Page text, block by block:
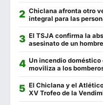
Malabata
La Fontanilla
Campito
Séptimo Arte
El Punto de Encuentro
Kanaia
Chiclana afronta otro
integral para las
El TSJA confirma la
asesinato de un
Un incendio doméstico
moviliza a los
El Chiclana y el
XV Trofeo de la